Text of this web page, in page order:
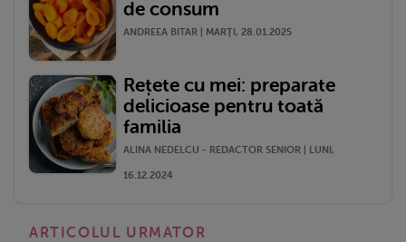
de consum
ANDREEA BITAR | MARŢI, 28.01.2025
Rețete cu mei: preparate
delicioase pentru toată
familia
ALINA NEDELCU - REDACTOR SENIOR | LUNI,
16.12.2024
ARTICOLUL URMATOR